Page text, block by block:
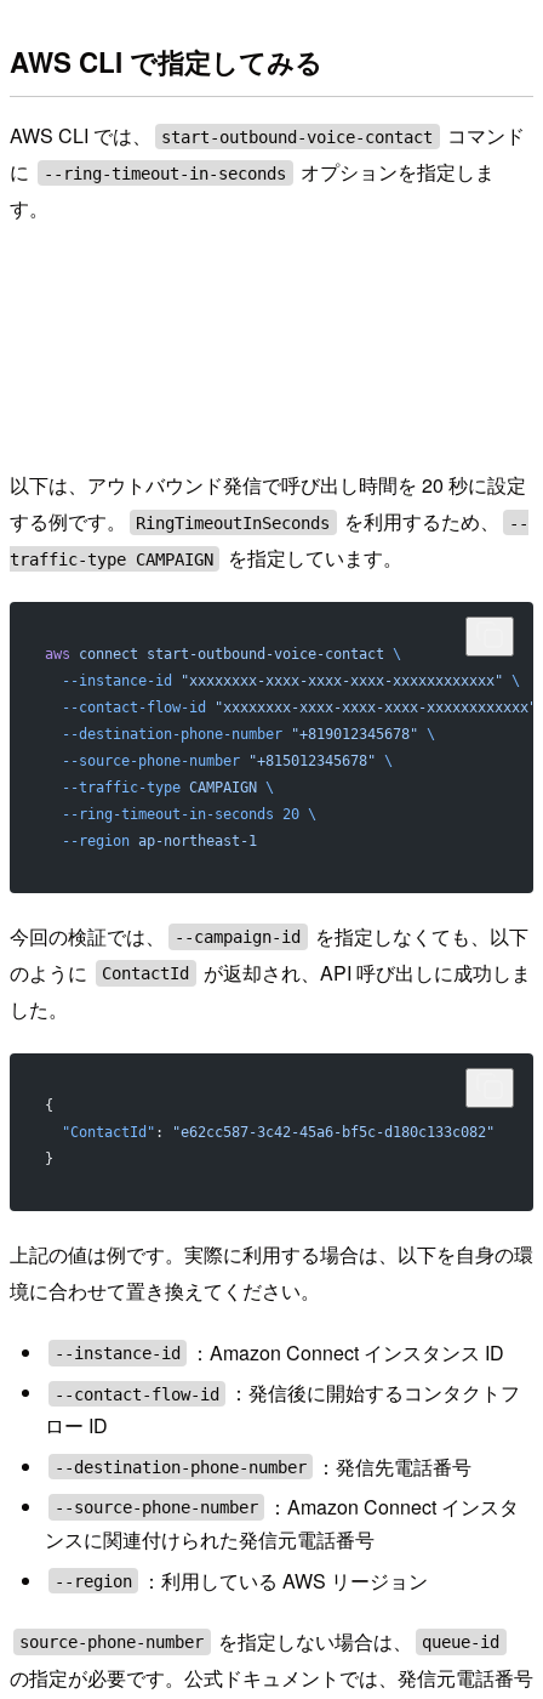
AWS CLI で指定してみる
AWS CLI では、 start-outbound-voice-contact
コマンド
に
--ring-timeout-in-seconds
オプションを指定しま
す。
以下は、アウトバウンド発信で呼び出し時間を 20 秒に設定
する例です。
RingTimeoutInSeconds を利用するため、
--
traffic-type CAMPAIGN
を指定しています。
aws connect start-outbound-voice-contact \
  --instance-id
"xxxxxxxx-xxxx-xxxx-xxxx-xxxxxxxxxxxx" \
  --contact-flow-id
"xxxxxxxx-xxxx-xxxx-xxxx-xxxxxxxxxxxx"
  --destination-phone-number
"+819012345678" \
  --source-phone-number
"+815012345678" \
  --traffic-type
CAMPAIGN \
  --ring-timeout-in-seconds
20 \
  --region
ap-northeast-1
今回の検証では、 --campaign-id
を指定しなくても、以下
のように
ContactId
が返却され、API 呼び出しに成功しま
した。
{
  "ContactId"
:
"e62cc587-3c42-45a6-bf5c-d180c133c082"
}
上記の値は例です。実際に利用する場合は、以下を自身の環
境に合わせて置き換えてください。
--instance-id ：Amazon Connect インスタンス ID
--contact-flow-id
：発信後に開始するコンタクトフ
ロー ID
--destination-phone-number ：発信先電話番号
--source-phone-number
：Amazon Connect インスタ
ンスに関連付けられた発信元電話番号
--region ：利用している AWS リージョン
source-phone-number を指定しない場合は、 queue-id
の指定が必要です。公式ドキュメントでは、発信元電話番号